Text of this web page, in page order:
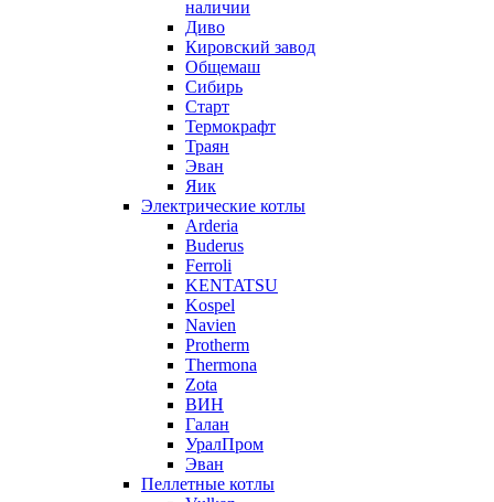
наличии
Диво
Кировский завод
Общемаш
Сибирь
Старт
Термокрафт
Траян
Эван
Яик
Электрические котлы
Arderia
Buderus
Ferroli
KENTATSU
Kospel
Navien
Protherm
Thermona
Zota
ВИН
Галан
УралПром
Эван
Пеллетные котлы